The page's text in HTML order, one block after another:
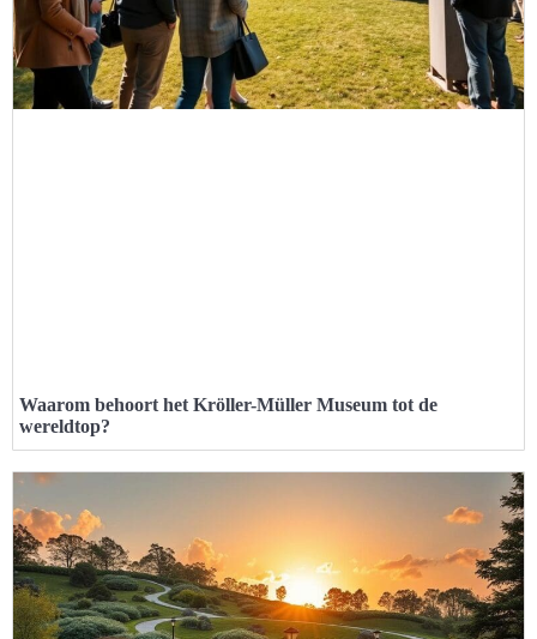
Waarom behoort het Kröller-Müller Museum tot de
wereldtop?